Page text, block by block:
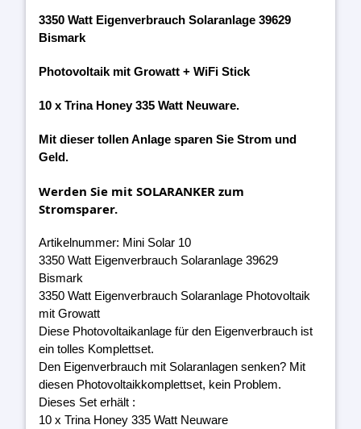
3350 Watt Eigenverbrauch Solaranlage 39629
Bismark
Photovoltaik mit Growatt + WiFi Stick
10 x Trina Honey 335 Watt Neuware.
Mit dieser tollen Anlage sparen Sie Strom und
Geld.
Werden Sie mit SOLARANKER zum
Stromsparer.
Artikelnummer: Mini Solar 10
3350 Watt Eigenverbrauch Solaranlage 39629
Bismark
3350 Watt Eigenverbrauch Solaranlage Photovoltaik
mit Growatt
Diese Photovoltaikanlage für den Eigenverbrauch ist
ein tolles Komplettset.
Den Eigenverbrauch mit Solaranlagen senken? Mit
diesen Photovoltaikkomplettset, kein Problem.
Dieses Set erhält :
10 x Trina Honey 335 Watt Neuware